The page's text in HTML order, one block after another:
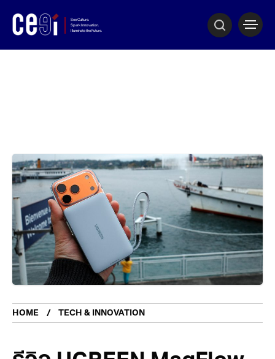
HOME TECH & INNOVATION